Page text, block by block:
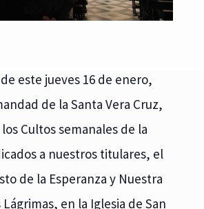
este jueves 16 de enero,
de la Santa Vera Cruz,
Cultos semanales de la
a nuestros titulares, el
de la Esperanza y Nuestra
en la Iglesia de San